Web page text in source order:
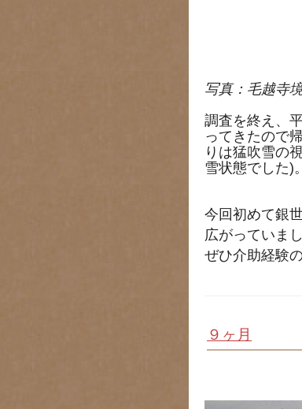
写真：毛越寺
調査を終え、
ってきたので
りは猛吹雪の
雪状態でした)。
今回初めて銀
広がっていま
ぜひ介助経験
９ヶ月